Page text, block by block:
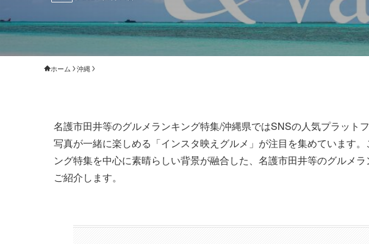
ホーム 沖縄
名護市田井等のグルメランキング特集/沖縄県ではSNSの人気プラット
写真が一緒に楽しめる「インスタ映えグルメ」が注目を集めています
ング特集を中心に素晴らしい背景が融合した、名護市田井等のグルメ
ご紹介します。